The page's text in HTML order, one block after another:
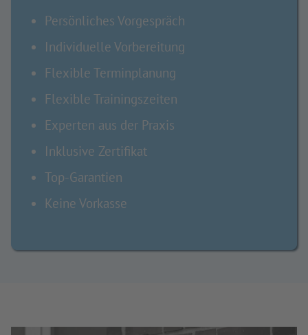
Persönliches Vorgespräch
Individuelle Vorbereitung
Flexible Terminplanung
Flexible Trainingszeiten
Experten aus der Praxis
Inklusive Zertifikat
Top-Garantien
Keine Vorkasse